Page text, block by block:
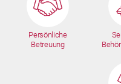
Persönliche
Betreuung